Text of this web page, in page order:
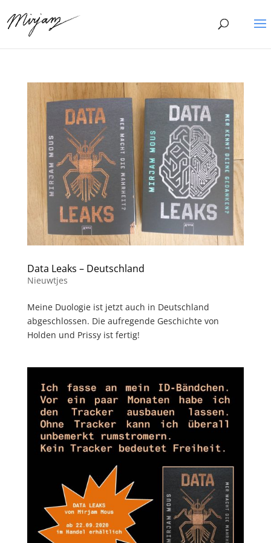
Data Leaks – Deutschland
Nieuwtjes
Meine Duologie ist jetzt auch in Deutschland
abgeschlossen. Die aufregende Geschichte von
Holden und Prissy ist fertig!